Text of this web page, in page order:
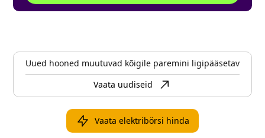
Uued hooned muutuvad kõigile paremini ligipääsetavaks
Vaata uudiseid
Vaata elektribörsi hinda